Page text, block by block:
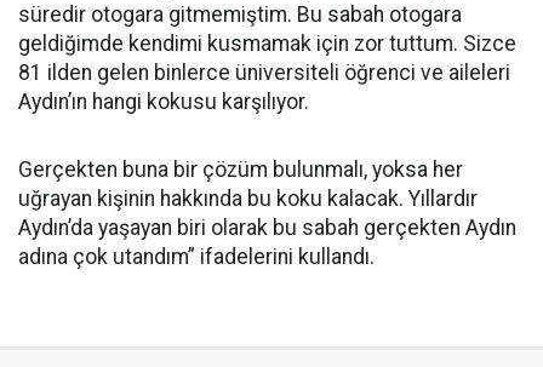
süredir otogara gitmemiştim. Bu sabah otogara
geldiğimde kendimi kusmamak için zor tuttum. Sizce
81 ilden gelen binlerce üniversiteli öğrenci ve aileleri
Aydın’ın hangi kokusu karşılıyor.
Gerçekten buna bir çözüm bulunmalı, yoksa her
uğrayan kişinin hakkında bu koku kalacak. Yıllardır
Aydın’da yaşayan biri olarak bu sabah gerçekten Aydın
adına çok utandım” ifadelerini kullandı.